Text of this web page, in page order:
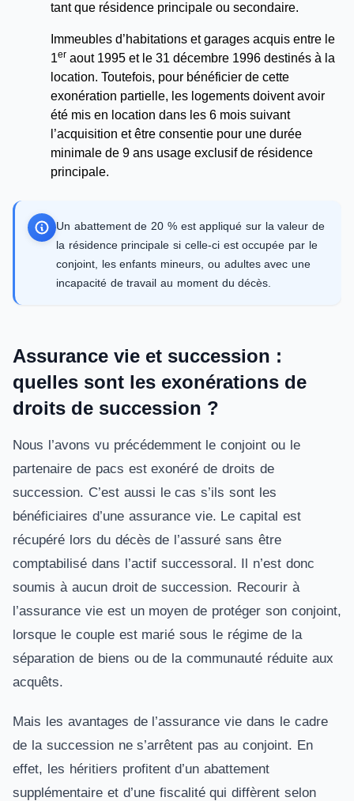
tant que résidence principale ou secondaire.
Immeubles d’habitations et garages acquis entre le
1er aout 1995 et le 31 décembre 1996 destinés à la
location. Toutefois, pour bénéficier de cette
exonération partielle, les logements doivent avoir
été mis en location dans les 6 mois suivant
l’acquisition et être consentie pour une durée
minimale de 9 ans usage exclusif de résidence
principale.
Un abattement de 20 % est appliqué sur la valeur de
la résidence principale si celle-ci est occupée par le
conjoint, les enfants mineurs, ou adultes avec une
incapacité de travail au moment du décès.
Assurance vie et succession :
quelles sont les exonérations de
droits de succession ?
Nous l’avons vu précédemment le conjoint ou le
partenaire de pacs est exonéré de droits de
succession. C’est aussi le cas s’ils sont les
bénéficiaires d’une assurance vie. Le capital est
récupéré lors du décès de l’assuré sans être
comptabilisé dans l’actif successoral. Il n’est donc
soumis à aucun droit de succession. Recourir à
l’assurance vie est un moyen de protéger son conjoint,
lorsque le couple est marié sous le régime de la
séparation de biens ou de la communauté réduite aux
acquêts.
Mais les avantages de l’assurance vie dans le cadre
de la succession ne s’arrêtent pas au conjoint. En
effet, les héritiers profitent d’un abattement
supplémentaire et d’une fiscalité qui diffèrent selon